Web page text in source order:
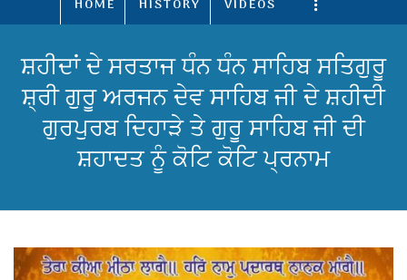
HOME HISTORY VIDEOS More
ਸ਼ਹੀਦਾਂ ਦੇ ਸਰਤਾਜ ਧੰਨ ਧੰਨ ਸਾਹਿਬ ਸਤਿਗੁਰੂ
ਸ਼੍ਰੀ ਗੁਰੂ ਅਰਜਨ ਦੇਵ ਸਾਹਿਬ ਜੀ ਦੇ ਸ਼ਹੀਦੀ
ਗੁਰਪੁਰਬ ਦਿਹਾੜੇ ਤੇ ਗੁਰੂ ਸਾਹਿਬ ਜੀ ਦੀ
ਸ਼ਹਾਦਤ ਨੂੰ ਕੋਟਿ ਕੋਟਿ ਪ੍ਰਨਾਮ